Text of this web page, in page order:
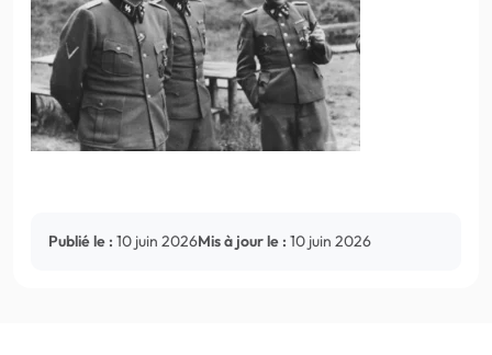
Publié le : 10 juin 2026Mis à jour le : 10 juin 2026